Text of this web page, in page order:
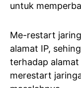
untuk
Me-restart
alamat IP,
terhadap alamat
merestart